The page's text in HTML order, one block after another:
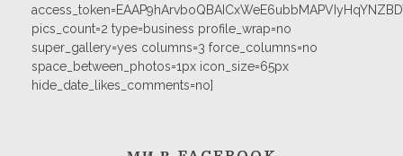
pics_count=2 type=business profile_wrap=no
super_gallery=yes columns=3 force_columns=no
space_between_photos=1px icon_size=65px
hide_date_likes_comments=no]